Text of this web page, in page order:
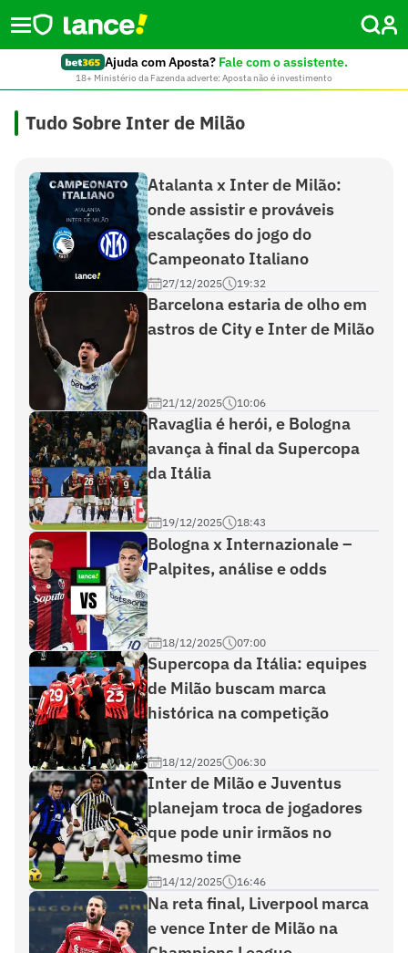
Ajuda com Aposta? Fale com o assistente.
18+ Ministério da Fazenda adverte: Aposta não é investimento
Tudo Sobre Inter de Milão
Atalanta x Inter de Milão:
onde assistir e prováveis
escalações do jogo do
Campeonato Italiano
27/12/2025 19:32
Barcelona estaria de olho em
astros de City e Inter de Milão
21/12/2025 10:06
Ravaglia é herói, e Bologna
avança à final da Supercopa
da Itália
19/12/2025 18:43
Bologna x Internazionale –
Palpites, análise e odds
18/12/2025 07:00
Supercopa da Itália: equipes
de Milão buscam marca
histórica na competição
18/12/2025 06:30
Inter de Milão e Juventus
planejam troca de jogadores
que pode unir irmãos no
mesmo time
14/12/2025 16:46
Na reta final, Liverpool marca
e vence Inter de Milão na